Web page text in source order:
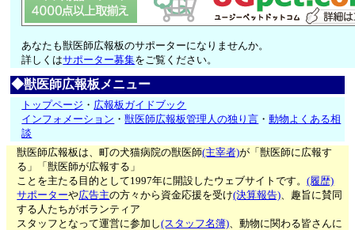
あなたも獣医師広報板のサポーターになりませんか。
詳しくはサポーター募集をご覧ください。
◆獣医師広報板メニュー
トップページ ・ 広報板ガイドブック
インフォメーション ・獣医師広報板管理人の独り言 ・動物よくある相
談
獣医師広報板は、町の犬猫病院の獣医師(主宰者)が「獣医師に広報す
る」「獣医師が広報する」
ことを主たる目的として1997年に開設したウェブサイトです。(履歴)
サポーターや広告主の方々から資金応援を受け(決算報告)、趣旨に賛同
する人たちがボランティア
スタッフとなって運営に参加し(スタッフ名簿)、動物に関わる皆さんに